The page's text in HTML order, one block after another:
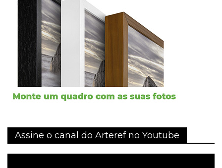
Assine o canal do Arteref no Youtube